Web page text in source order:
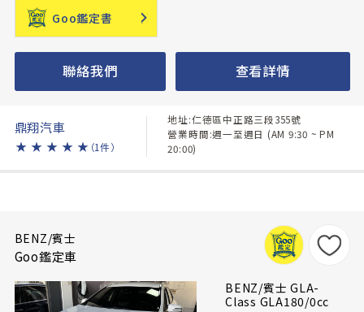
Goo鑑定書
聯絡我們 查看詳情
鼎翔汽車
★ ★ ★ ★ ★ （1件）
地址:仁德區中正路三段355號
營業時間:週一至週日 (AM 9:30 ~ PM
20:00)
BENZ/賓士
Goo鑑定車
BENZ/賓士 GLA-
Class GLA180/0cc